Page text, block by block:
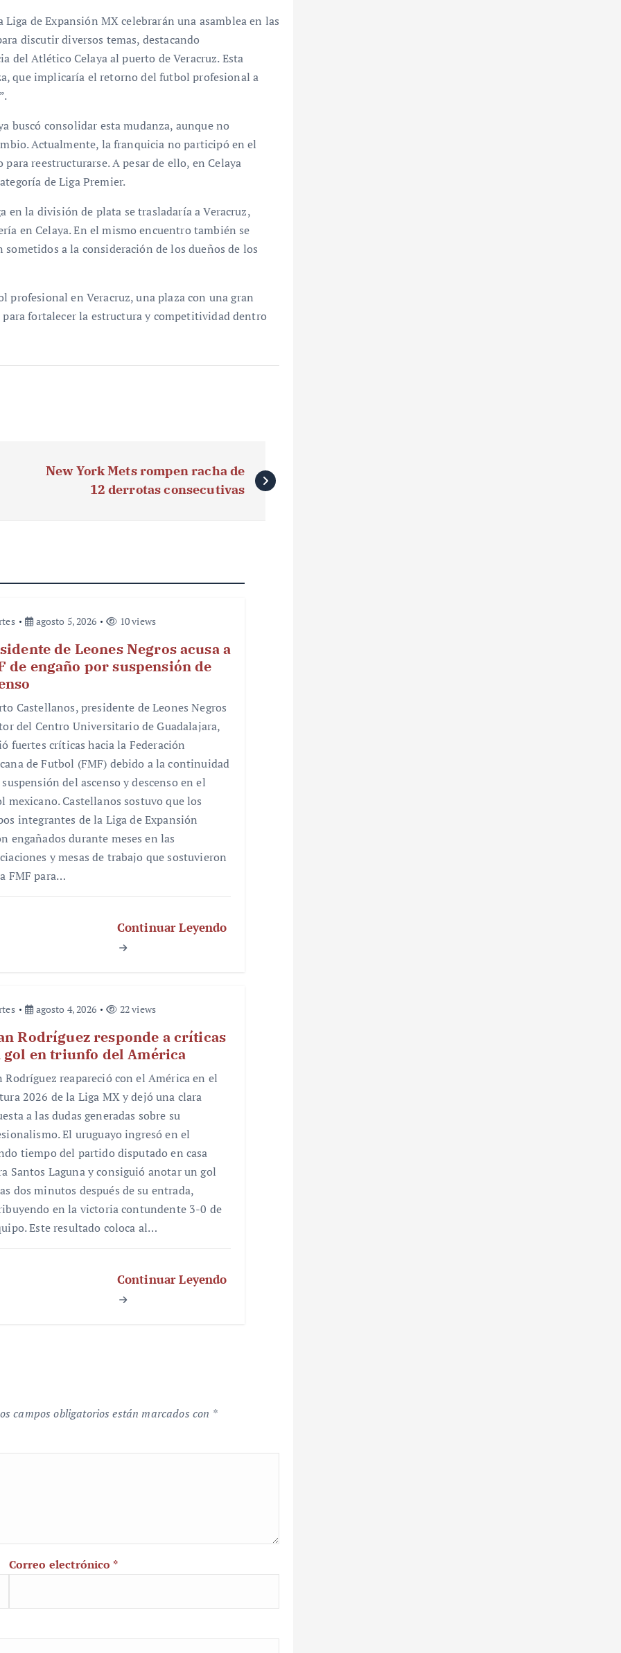
de Expansión MX celebrarán una asamblea en las
discutir diversos temas, destacando
Atlético Celaya al puerto de Veracruz. Esta
que implicaría el retorno del futbol profesional a
buscó consolidar esta mudanza, aunque no
Actualmente, la franquicia no participó en el
reestructurarse. A pesar de ello, en Celaya
de Liga Premier.
en la división de plata se trasladaría a Veracruz,
en Celaya. En el mismo encuentro también se
a la consideración de los dueños de los
en Veracruz, una plaza con una gran
fortalecer la estructura y competitividad dentro
New York Mets rompen racha de
12 derrotas consecutivas
agosto 5, 2026 10 views
de Leones Negros acusa a
de engaño por suspensión de
Castellanos, presidente de Leones Negros
del Centro Universitario de Guadalajara,
fuertes críticas hacia la Federación
de Futbol (FMF) debido a la continuidad
del ascenso y descenso en el
mexicano. Castellanos sostuvo que los
integrantes de la Liga de Expansión
engañados durante meses en las
y mesas de trabajo que sostuvieron
FMF para…
Continuar Leyendo
agosto 4, 2026 22 views
Rodríguez responde a críticas
gol en triunfo del América
Rodríguez reapareció con el América en el
2026 de la Liga MX y dejó una clara
a las dudas generadas sobre su
El uruguayo ingresó en el
tiempo del partido disputado en casa
Santos Laguna y consiguió anotar un gol
dos minutos después de su entrada,
en la victoria contundente 3-0 de
Este resultado coloca al…
Continuar Leyendo
campos obligatorios están marcados con *
Correo electrónico *